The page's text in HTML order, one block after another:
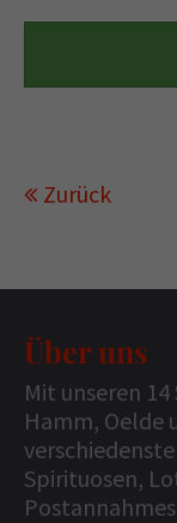
Zurück
Über uns
Mit unseren
Hamm, Oelde
Spirituosen,